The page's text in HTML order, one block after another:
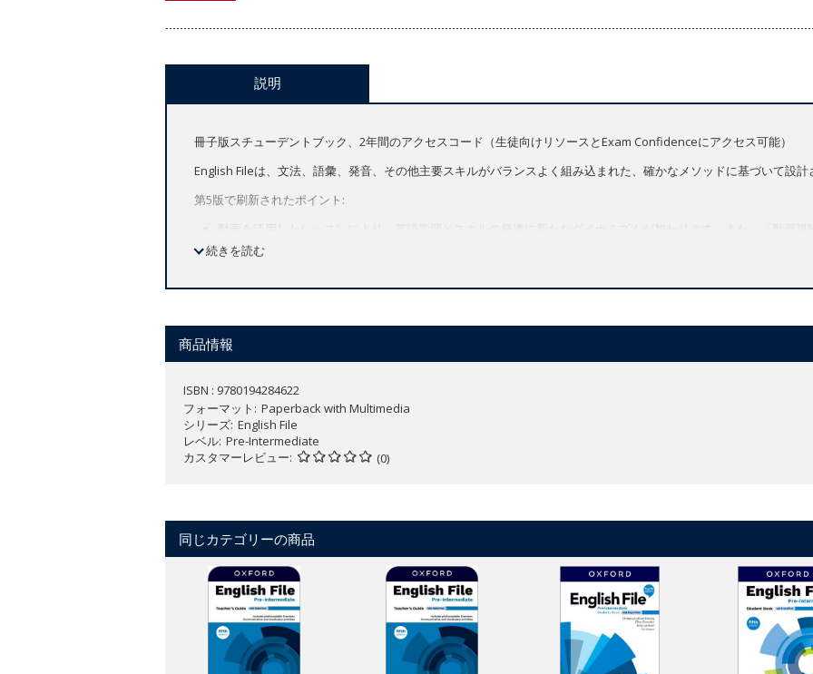
説明
冊子版スチューデントブック、2年間のアクセスコード（生徒向けリソースとExam Confidenceにアクセス可能）
English Fileは、文法、語彙、発音、その他主要スキルがバランスよく組み込まれた、確かなメソッドに基づいて設計
第5版で刷新されたポイント:
動画を活用したレッスンにより、英語学習とスキルの発達に新たなダイナミズムが加わります。また、「動画視
習」にも最適です。
強化されたスキルシラバスと実績のあるGVP (Grammer, Vocabulary, Pronunciation)メソッド
教材に関する詳細は
続きを読む
商品情報
ISBN : 9780194284622
フォーマット
Paperback with Multimedia
シリーズ English File
レベル Pre-Intermediate
カスタマーレビュー
(0)
同じカテゴリーの商品